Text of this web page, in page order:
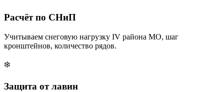
Расчёт по СНиП
Учитываем снеговую нагрузку IV района МО, шаг
кронштейнов, количество рядов.
❄️
Защита от лавин